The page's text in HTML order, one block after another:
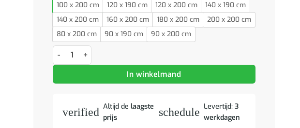
100 x 200 cm 120 x 190 cm 120 x 200 cm
140 x 190 cm
140 x 200 cm
160 x 200 cm 180 x 200 cm
200 x 200 cm
80 x 200 cm
90 x 190 cm
90 x 200 cm
Bed poef met matrassen en LED's 180x200cm kunstleer grijs aantal
In winkelmand
verified Altijd de laagste
prijs
schedule Levertijd:3
werkdagen